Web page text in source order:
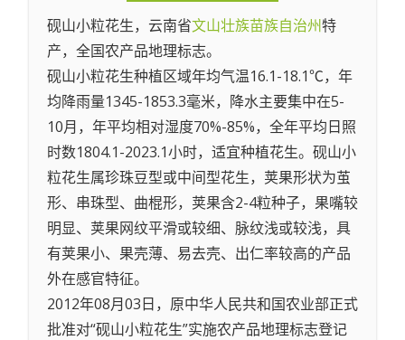
砚山小粒花生，云南省文山壮族苗族自治州特
产，全国农产品地理标志。
砚山小粒花生种植区域年均气温16.1-18.1℃，年
均降雨量1345-1853.3毫米，降水主要集中在5-
10月，年平均相对湿度70%-85%，全年平均日照
时数1804.1-2023.1小时，适宜种植花生。砚山小
粒花生属珍珠豆型或中间型花生，荚果形状为茧
形、串珠型、曲棍形，荚果含2-4粒种子，果嘴较
明显、荚果网纹平滑或较细、脉纹浅或较浅，具
有荚果小、果壳薄、易去壳、出仁率较高的产品
外在感官特征。
2012年08月03日，原中华人民共和国农业部正式
批准对“砚山小粒花生”实施农产品地理标志登记